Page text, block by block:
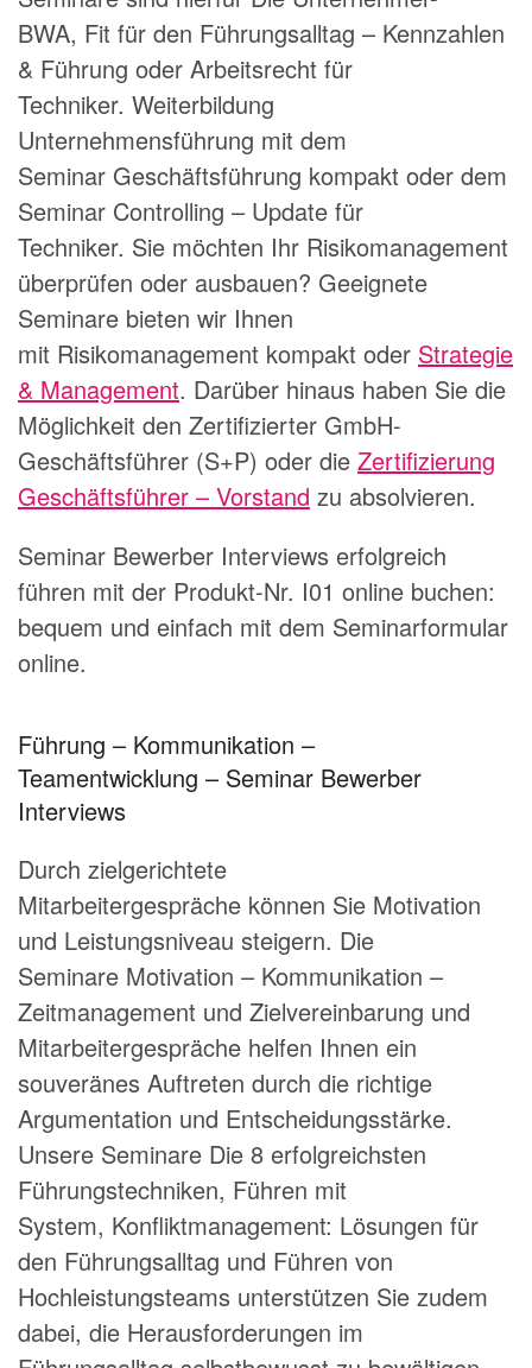
BWA, Fit für den Führungsalltag – Kennzahlen
& Führung oder Arbeitsrecht für
Techniker. Weiterbildung
Unternehmensführung mit dem
Seminar Geschäftsführung kompakt oder dem
Seminar Controlling – Update für
Techniker. Sie möchten Ihr Risikomanagement
überprüfen oder ausbauen? Geeignete
Seminare bieten wir Ihnen
mit Risikomanagement kompakt oder Strategie
& Management. Darüber hinaus haben Sie die
Möglichkeit den Zertifizierter GmbH-
Geschäftsführer (S+P) oder die Zertifizierung
Geschäftsführer – Vorstand zu absolvieren.
Seminar Bewerber Interviews erfolgreich
führen mit der Produkt-Nr. I01 online buchen:
bequem und einfach mit dem Seminarformular
online.
Führung – Kommunikation –
Teamentwicklung – Seminar Bewerber
Interviews
Durch zielgerichtete
Mitarbeitergespräche können Sie Motivation
und Leistungsniveau steigern. Die
Seminare Motivation – Kommunikation –
Zeitmanagement und Zielvereinbarung und
Mitarbeitergespräche helfen Ihnen ein
souveränes Auftreten durch die richtige
Argumentation und Entscheidungsstärke.
Unsere Seminare Die 8 erfolgreichsten
Führungstechniken, Führen mit
System, Konfliktmanagement: Lösungen für
den Führungsalltag und Führen von
Hochleistungsteams unterstützen Sie zudem
dabei, die Herausforderungen im